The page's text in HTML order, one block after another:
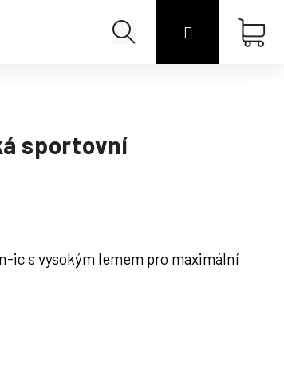
Hledat Přihlášení
sportovní
ic s vysokým lemem pro maximální